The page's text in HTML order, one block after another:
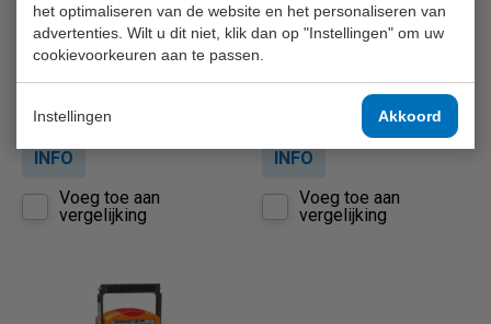
het optimaliseren van de website en het personaliseren van
advertenties. Wilt u dit niet, klik dan op "Instellingen" om uw
cookievoorkeuren aan te passen.
Instellingen Akkoord
Enkelvoudige gasdetector met
hoge prestaties.
Prijs op aanvraag
INFO
Voeg toe aan
vergelijking
Bijzonder robuuste enkelvoudige
of 2-gassen detector met de
toonaangevende XCell sensoren
met superieure stabiliteit,
(...)
Prijs op aanvraag
INFO
Voeg toe aan
vergelijking